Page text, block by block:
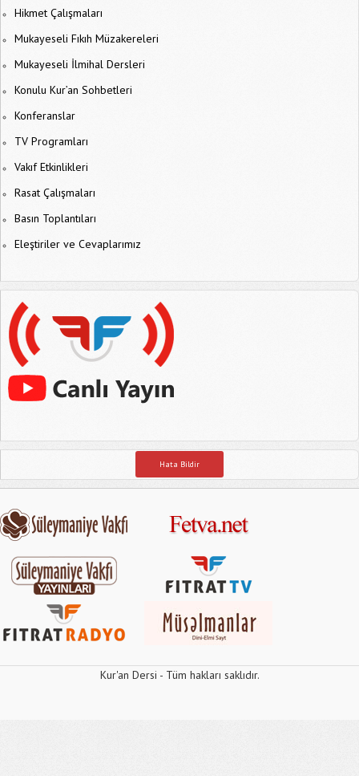
Hikmet Çalışmaları
Mukayeseli Fıkıh Müzakereleri
Mukayeseli İlmihal Dersleri
Konulu Kur’an Sohbetleri
Konferanslar
TV Programları
Vakıf Etkinlikleri
Rasat Çalışmaları
Basın Toplantıları
Eleştiriler ve Cevaplarımız
Hata Bildir
Kur'an Dersi - Tüm hakları saklıdır.